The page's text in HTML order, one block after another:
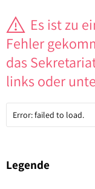
Es ist zu
Fehler
das
links oder
Error: failed to load.
Legende